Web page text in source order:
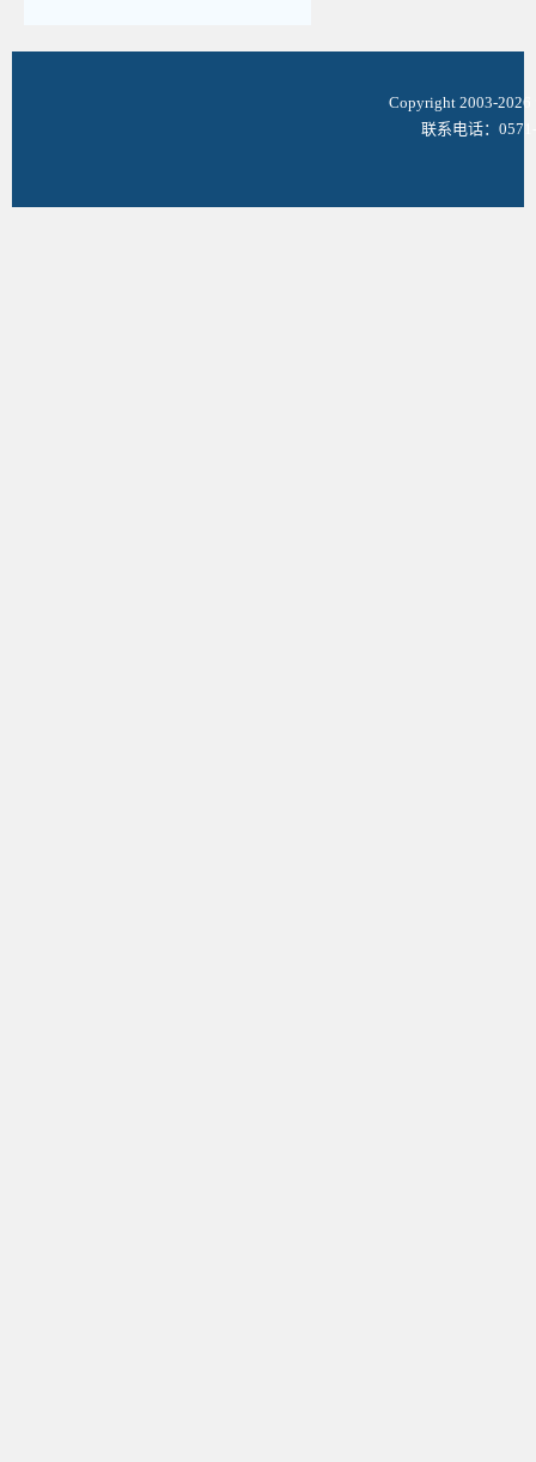
Copyright 2003-
联系电话：